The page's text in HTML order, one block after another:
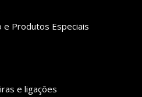
e Produtos Especiais
e ligações